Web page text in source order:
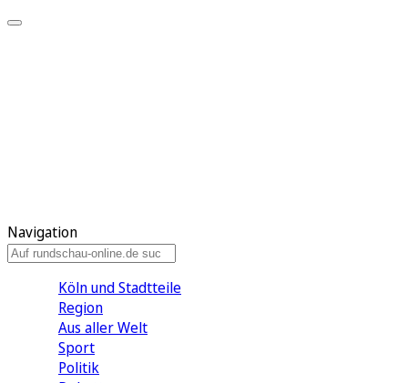
Navigation
Köln und Stadtteile
Region
Aus aller Welt
Sport
Politik